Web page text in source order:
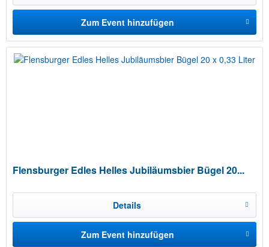
Zum Event hinzufügen
Flensburger Edles Helles Jubiläumsbier Bügel 20...
Details
Zum Event hinzufügen